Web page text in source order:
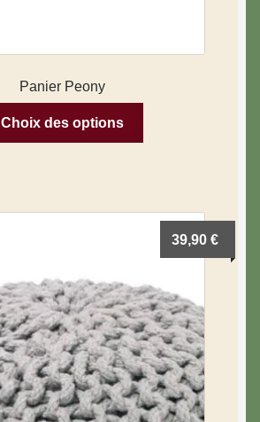
Panier Peony
Choix des options
39,90€